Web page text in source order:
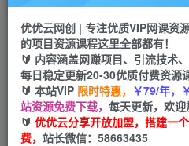
会员专
会员免费
您
开通
优优云网创 | 专注优质VIP网课资
的项目资源课程这里全部都有！
🔰 内容涵盖网赚项目、引流技术
每日稳定更新20-30优质付费资源
🔰 本站VIP 限时特惠， ￥79/年，
站资源免费下载， 每天更新，欢迎
🔰 优优云分享开放加盟，搭建一
费， 站长微信：58663435